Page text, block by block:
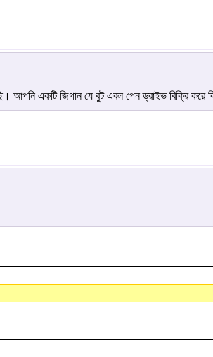
আপনি একটি জিগান যে বুট এবল পেন ড্রাইভ বিক্রি করে